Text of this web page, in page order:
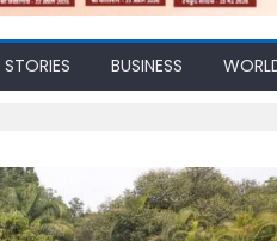
STORIES BUSINESS